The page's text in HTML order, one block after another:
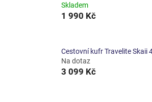
Skladem
1 990 Kč
Cestovní kufr Travelite Skaii
Na dotaz
3 099 Kč